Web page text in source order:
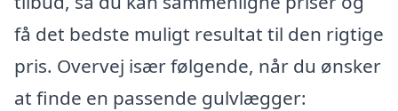
få det bedste muligt resultat til den rigtige
pris. Overvej især følgende, når du ønsker
at finde en passende gulvlægger: